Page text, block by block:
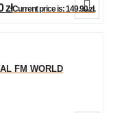
złCurrent price is: 149.90 zł.

FM WORLD